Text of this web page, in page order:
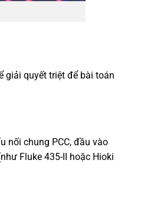
giải quyết triệt để bài toán
nối chung PCC, đầu vào
Fluke 435-II hoặc Hioki